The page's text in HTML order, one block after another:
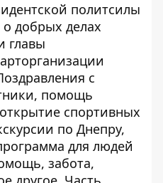
политсилы
добрых делах
главы
с
помощь
спортивных
по Днепру,
для людей
забота,